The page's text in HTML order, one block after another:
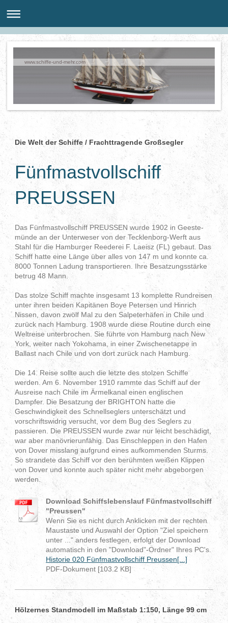
www.schiffe-und-mehr.com
Die Welt der Schiffe / Frachttragende Großsegler
Fünfmastvollschiff
PREUSSEN
Das Fünfmastvollschiff PREUSSEN wurde 1902 in Geeste­
münde an der Unterweser von der Teck­lenborg-Werft aus
Stahl für die Hamburger Reederei F. Laeisz (FL) gebaut. Das
Schiff hatte eine Länge über alles von 147 m und konnte ca.
8000 Tonnen Ladung trans­portieren. Ihre Besatzungs­stärke
betrug 48 Mann.
Das stolze Schiff machte insgesamt 13 komplette Rundreisen
unter ihren beiden Kapitänen Boye Petersen und Hinrich
Nissen, davon zwölf Mal zu den Salpeterhäfen in Chile und
zurück nach Hamburg. 1908 wurde diese Routine durch eine
Weltreise unterbrochen. Sie führte von Hamburg nach New
York, weiter nach Yokohama, in einer Zwischenetappe in
Ballast nach Chile und von dort zurück nach Hamburg.
Die 14. Reise sollte auch die letzte des stolzen Schiffe
werden. Am 6. November 1910 rammte das Schiff auf der
Ausreise nach Chile im Ärmelkanal einen englischen
Dampfer. Die Besatzung der BRIGHTON hatte die
Geschwindigkeit des Schnellseglers unter­schätzt und
vorschriftswidrig versucht, vor dem Bug des Seglers zu
passieren. Die PREUSSEN wurde zwar nur leicht beschädigt,
war aber manövrierunfähig. Das Einschleppen in den Hafen
von Dover misslang aufgrund eines aufkommenden Sturms.
So strandete das Schiff vor den berühmten weißen Klippen
von Dover und konnte auch später nicht mehr abgeborgen
werden.
Download Schiffslebenslauf Fünfmastvollschiff
"Preussen"
Wenn Sie es nicht durch Anklicken mit der rechten
Maustaste und Auswahl der Option "Ziel speichern
unter ..." anders festlegen, erfolgt der Download
automatisch in den "Download"-Ordner" Ihres PC's.
Historie 020 Fünfmastvollschiff Preussen[...]
PDF-Dokument [103.2 KB]
Hölzernes Standmodell im Maßstab 1:150, Länge 99 cm